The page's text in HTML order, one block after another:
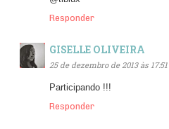
Responder
GISELLE OLIVEIRA
25 de dezembro de 2013 às 17:51
Participando !!!
Responder